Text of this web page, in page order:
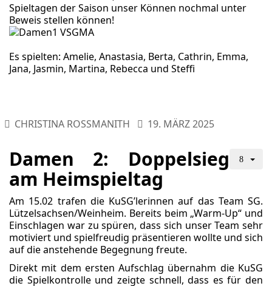
Spieltagen der Saison unser Können nochmal unter
Beweis stellen können!
Es spielten: Amelie, Anastasia, Berta, Cathrin, Emma,
Jana, Jasmin, Martina, Rebecca und Steffi
CHRISTINA ROSSMANITH 19. MÄRZ 2025
Damen 2: Doppelsieg
am Heimspieltag
Am 15.02 trafen die KuSG’lerinnen auf das Team SG.
Lützelsachsen/Weinheim. Bereits beim „Warm-Up“ und
Einschlagen war zu spüren, dass sich unser Team sehr
motiviert und spielfreudig präsentieren wollte und sich
auf die anstehende Begegnung freute.
Direkt mit dem ersten Aufschlag übernahm die KuSG
die Spielkontrolle und zeigte schnell, dass es für den